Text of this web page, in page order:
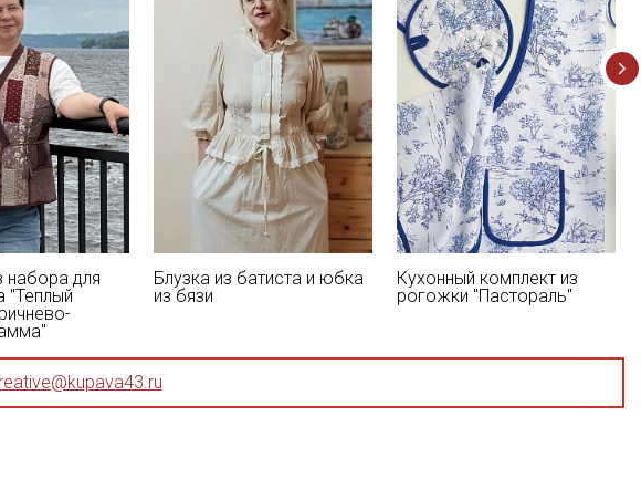
набора для
"Теплый
Блузка из батиста и юбка
из бязи
Кухонный комплект из
рогожки "Пастораль"